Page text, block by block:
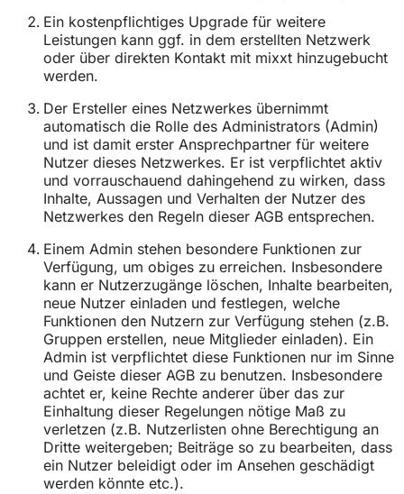
Ein kostenpflichtiges Upgrade für weitere
Leistungen kann ggf. in dem erstellten Netzwerk
oder über direkten Kontakt mit mixxt hinzugebucht
werden.
Der Ersteller eines Netzwerkes übernimmt
automatisch die Rolle des Administrators (Admin)
und ist damit erster Ansprechpartner für weitere
Nutzer dieses Netzwerkes. Er ist verpflichtet aktiv
und vorrauschauend dahingehend zu wirken, dass
Inhalte, Aussagen und Verhalten der Nutzer des
Netzwerkes den Regeln dieser AGB entsprechen.
Einem Admin stehen besondere Funktionen zur
Verfügung, um obiges zu erreichen. Insbesondere
kann er Nutzerzugänge löschen, Inhalte bearbeiten,
neue Nutzer einladen und festlegen, welche
Funktionen den Nutzern zur Verfügung stehen (z.B.
Gruppen erstellen, neue Mitglieder einladen). Ein
Admin ist verpflichtet diese Funktionen nur im Sinne
und Geiste dieser AGB zu benutzen. Insbesondere
achtet er, keine Rechte anderer über das zur
Einhaltung dieser Regelungen nötige Maß zu
verletzen (z.B. Nutzerlisten ohne Berechtigung an
Dritte weitergeben; Beiträge so zu bearbeiten, dass
ein Nutzer beleidigt oder im Ansehen geschädigt
werden könnte etc.).